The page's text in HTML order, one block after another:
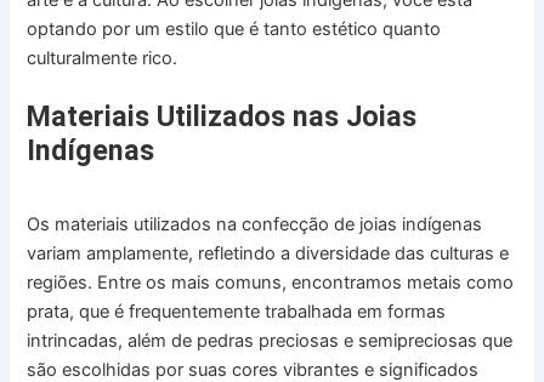
optando por um estilo que é tanto estético quanto
culturalmente rico.
Materiais Utilizados nas Joias
Indígenas
Os materiais utilizados na confecção de joias indígenas
variam amplamente, refletindo a diversidade das culturas e
regiões. Entre os mais comuns, encontramos metais como
prata, que é frequentemente trabalhada em formas
intrincadas, além de pedras preciosas e semipreciosas que
são escolhidas por suas cores vibrantes e significados